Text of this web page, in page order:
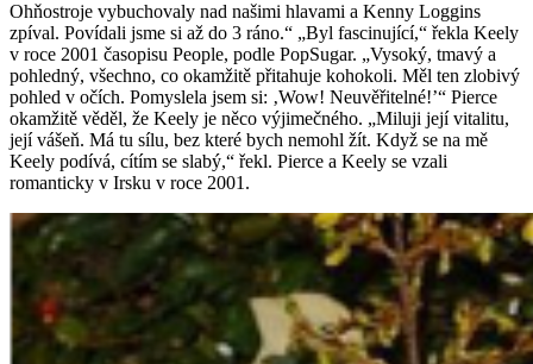
Ohňostroje vybuchovaly nad našimi hlavami a Kenny Loggins
zpíval. Povídali jsme si až do 3 ráno.“ „Byl fascinující,“ řekla Keely
v roce 2001 časopisu People, podle PopSugar. „Vysoký, tmavý a
pohledný, všechno, co okamžitě přitahuje kohokoli. Měl ten zlobivý
pohled v očích. Pomyslela jsem si: ‚Wow! Neuvěřitelné!’“ Pierce
okamžitě věděl, že Keely je něco výjimečného. „Miluji její vitalitu,
její vášeň. Má tu sílu, bez které bych nemohl žít. Když se na mě
Keely podívá, cítím se slabý,“ řekl. Pierce a Keely se vzali
romanticky v Irsku v roce 2001.